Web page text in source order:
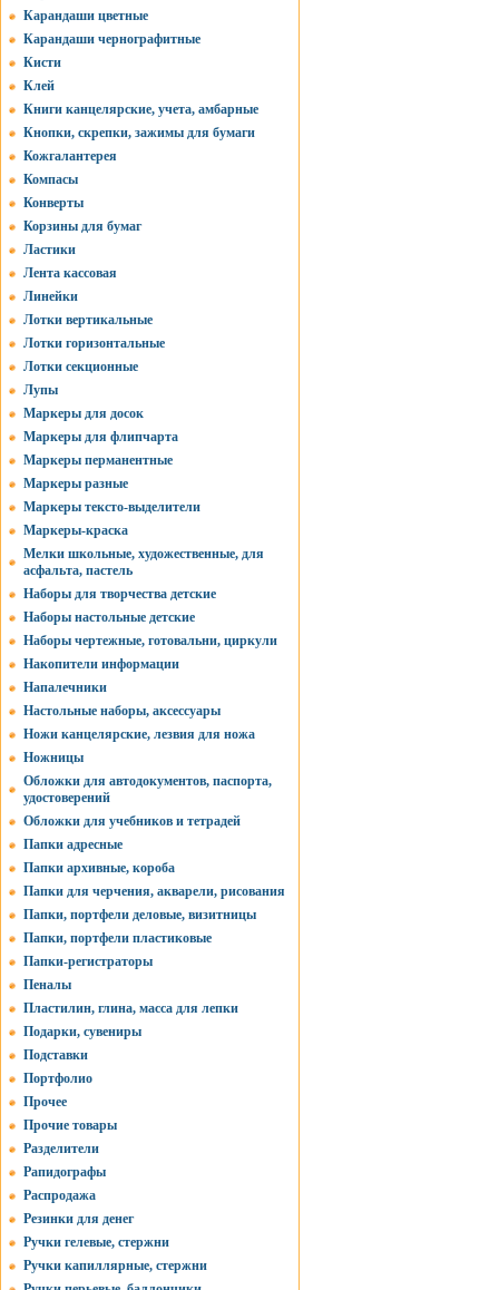
Карандаши цветные
Карандаши чернографитные
Кисти
Клей
Книги канцелярские, учета, амбарные
Кнопки, скрепки, зажимы для бумаги
Кожгалантерея
Компасы
Конверты
Корзины для бумаг
Ластики
Лента кассовая
Линейки
Лотки вертикальные
Лотки горизонтальные
Лотки секционные
Лупы
Маркеры для досок
Маркеры для флипчарта
Маркеры перманентные
Маркеры разные
Маркеры тексто-выделители
Маркеры-краска
Мелки школьные, художественные, для
асфальта, пастель
Наборы для творчества детские
Наборы настольные детские
Наборы чертежные, готовальни, циркули
Накопители информации
Напалечники
Настольные наборы, аксессуары
Ножи канцелярские, лезвия для ножа
Ножницы
Обложки для автодокументов, паспорта,
удостоверений
Обложки для учебников и тетрадей
Папки адресные
Папки архивные, короба
Папки для черчения, акварели, рисования
Папки, портфели деловые, визитницы
Папки, портфели пластиковые
Папки-регистраторы
Пеналы
Пластилин, глина, масса для лепки
Подарки, сувениры
Подставки
Портфолио
Прочее
Прочие товары
Разделители
Рапидографы
Распродажа
Резинки для денег
Ручки гелевые, стержни
Ручки капиллярные, стержни